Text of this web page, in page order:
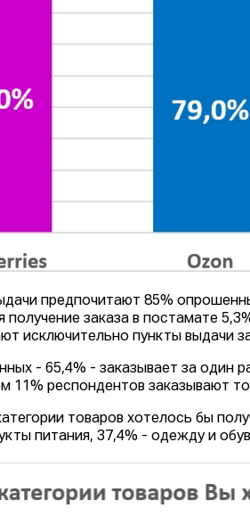
предпочитают 85%
получение заказа в постамате
исключительно пункты выдачи
- 65,4% - заказывает за один
11% респондентов заказывают
товаров хотелось бы
питания, 37,4% - одежду и